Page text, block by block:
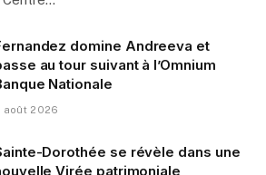
domine Andreeva et
au tour suivant à l’Omnium
Nationale
août 2026
Dorothée se révèle dans une
Virée patrimoniale